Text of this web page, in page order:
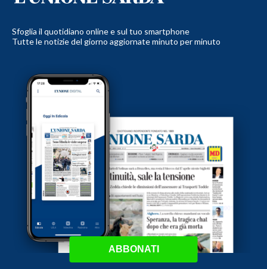
Sfoglia il quotidiano online e sul tuo smartphone
Tutte le notizie del giorno aggiornate minuto per minuto
ABBONATI